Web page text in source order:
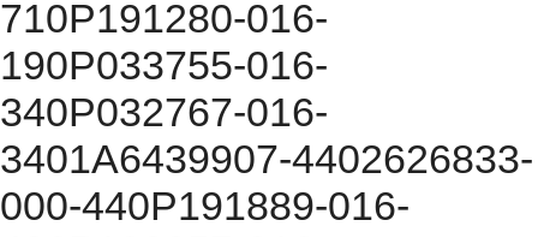
710P191280-016-
190P033755-016-
340P032767-016-
3401A6439907-4402626833-
000-440P191889-016-